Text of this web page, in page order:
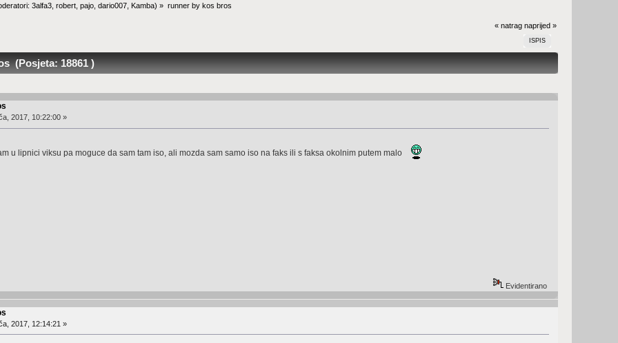
3alfa3 ,robert ,pajo ,dario007 Kamba) » runner by kos bros
« natrag naprijed »
ISPIS
(Posjeta: 18861 )
2017, 10:22:00 »
u lipnici viksu pa moguce da sam tam iso, ali mozda sam samo iso na faks ili s faksa okolnim putem malo
Evidentirano
2017, 12:14:21 »